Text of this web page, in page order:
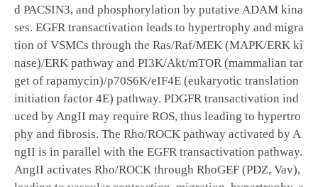
d PACSIN3, and phosphorylation by putative ADAM kina
ses. EGFR transactivation leads to hypertrophy and migra
tion of VSMCs through the Ras/Raf/MEK (MAPK/ERK ki
nase)/ERK pathway and PI3K/Akt/mTOR (mammalian tar
get of rapamycin)/p70S6K/eIF4E (eukaryotic translation
initiation factor 4E) pathway. PDGFR transactivation ind
uced by AngII may require ROS, thus leading to hypertro
phy and fibrosis. The Rho/ROCK pathway activated by A
ngII is in parallel with the EGFR transactivation pathway.
AngII activates Rho/ROCK through RhoGEF (PDZ, Vav),